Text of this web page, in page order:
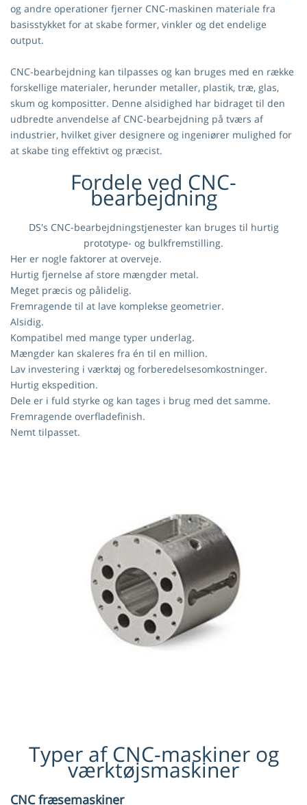
og andre operationer fjerner CNC-maskinen materiale fra
basisstykket for at skabe former, vinkler og det endelige
output.
CNC-bearbejdning kan tilpasses og kan bruges med en række
forskellige materialer, herunder metaller, plastik, træ, glas,
skum og kompositter. Denne alsidighed har bidraget til den
udbredte anvendelse af CNC-bearbejdning på tværs af
industrier, hvilket giver designere og ingeniører mulighed for
at skabe ting effektivt og præcist.
Fordele ved CNC-
bearbejdning
DS's CNC-bearbejdningstjenester kan bruges til hurtig
prototype- og bulkfremstilling.
Her er nogle faktorer at overveje.
Hurtig fjernelse af store mængder metal.
Meget præcis og pålidelig.
Fremragende til at lave komplekse geometrier.
Alsidig.
Kompatibel med mange typer underlag.
Mængder kan skaleres fra én til en million.
Lav investering i værktøj og forberedelsesomkostninger.
Hurtig ekspedition.
Dele er i fuld styrke og kan tages i brug med det samme.
Fremragende overfladefinish.
Nemt tilpasset.
Typer af CNC-maskiner og
værktøjsmaskiner
CNC fræsemaskiner